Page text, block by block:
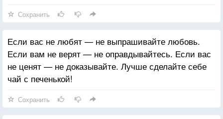
Сохранить
Если вас не любят — не выпрашивайте любовь.
Если вам не верят — не оправдывайтесь. Если вас
не ценят — не доказывайте. Лучше сделайте себе
чай с печенькой!
Сохранить